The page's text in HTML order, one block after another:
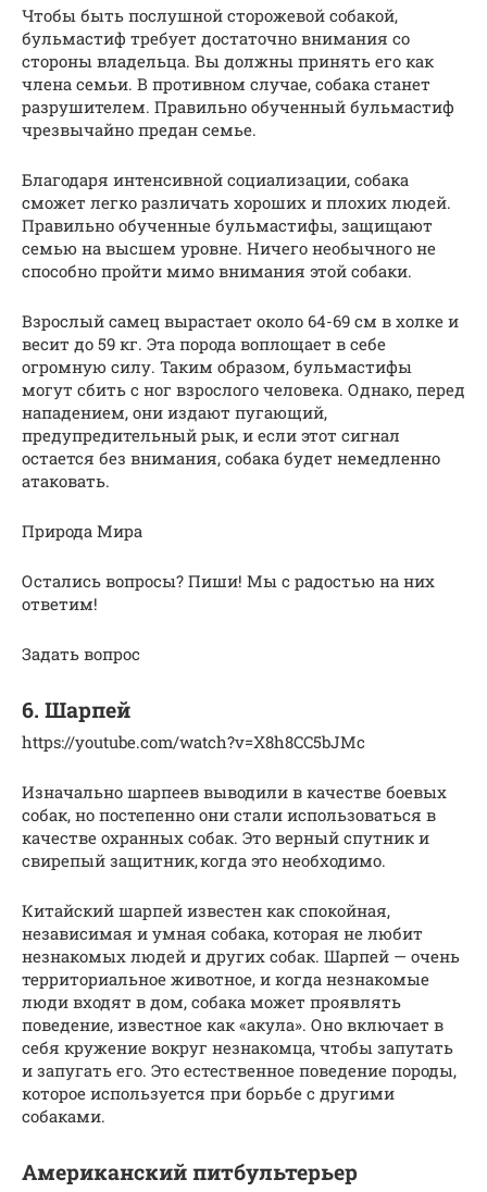
Чтобы быть послушной сторожевой собакой,
бульмастиф требует достаточно внимания со
стороны владельца. Вы должны принять его как
члена семьи. В противном случае, собака станет
разрушителем. Правильно обученный бульмастиф
чрезвычайно предан семье.
Благодаря интенсивной социализации, собака
сможет легко различать хороших и плохих людей.
Правильно обученные бульмастифы, защищают
семью на высшем уровне. Ничего необычного не
способно пройти мимо внимания этой собаки.
Взрослый самец вырастает около 64-69 см в холке и
весит до 59 кг. Эта порода воплощает в себе
огромную силу. Таким образом, бульмастифы
могут сбить с ног взрослого человека. Однако, перед
нападением, они издают пугающий,
предупредительный рык, и если этот сигнал
остается без внимания, собака будет немедленно
атаковать.
Природа Мира
Остались вопросы? Пиши! Мы с радостью на них
ответим!
Задать вопрос
6. Шарпей
https://youtube.com/watch?v=X8h8CC5bJMc
Изначально шарпеев выводили в качестве боевых
собак, но постепенно они стали использоваться в
качестве охранных собак. Это верный спутник и
свирепый защитник, когда это необходимо.
Китайский шарпей известен как спокойная,
независимая и умная собака, которая не любит
незнакомых людей и других собак. Шарпей — очень
территориальное животное, и когда незнакомые
люди входят в дом, собака может проявлять
поведение, известное как «акула». Оно включает в
себя кружение вокруг незнакомца, чтобы запутать
и запугать его. Это естественное поведение породы,
которое используется при борьбе с другими
собаками.
Американский питбультерьер